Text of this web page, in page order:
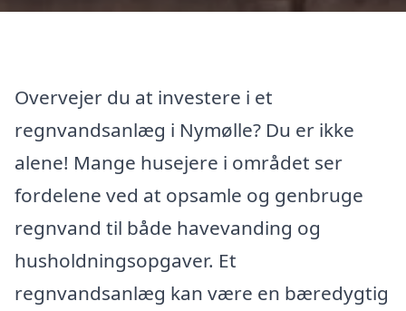
Overvejer du at investere i et
regnvandsanlæg i Nymølle? Du er ikke
alene! Mange husejere i området ser
fordelene ved at opsamle og genbruge
regnvand til både havevanding og
husholdningsopgaver. Et
regnvandsanlæg kan være en bæredygtig